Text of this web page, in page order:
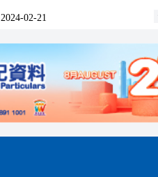
2024-02-21